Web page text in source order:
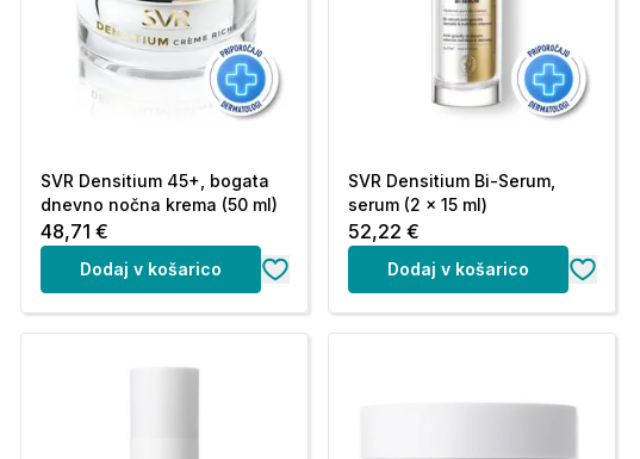
SVR Densitium 45+, bogata
dnevno nočna krema (50 ml)
48,71 €
Dodaj v košarico
SVR Densitium Bi-Serum,
serum (2 x 15 ml)
52,22 €
Dodaj v košarico